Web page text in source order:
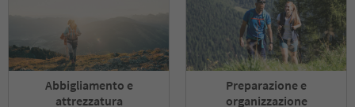
Abbigliamento e
attrezzatura
Preparazione e
organizzazione